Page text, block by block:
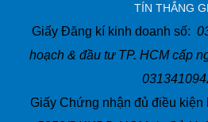
© Bản quyền thuộc về https://
TÍN THẮNG
Giấy Đăng kí kinh doanh số:
hoạch & đầu tư TP. HCM cấp